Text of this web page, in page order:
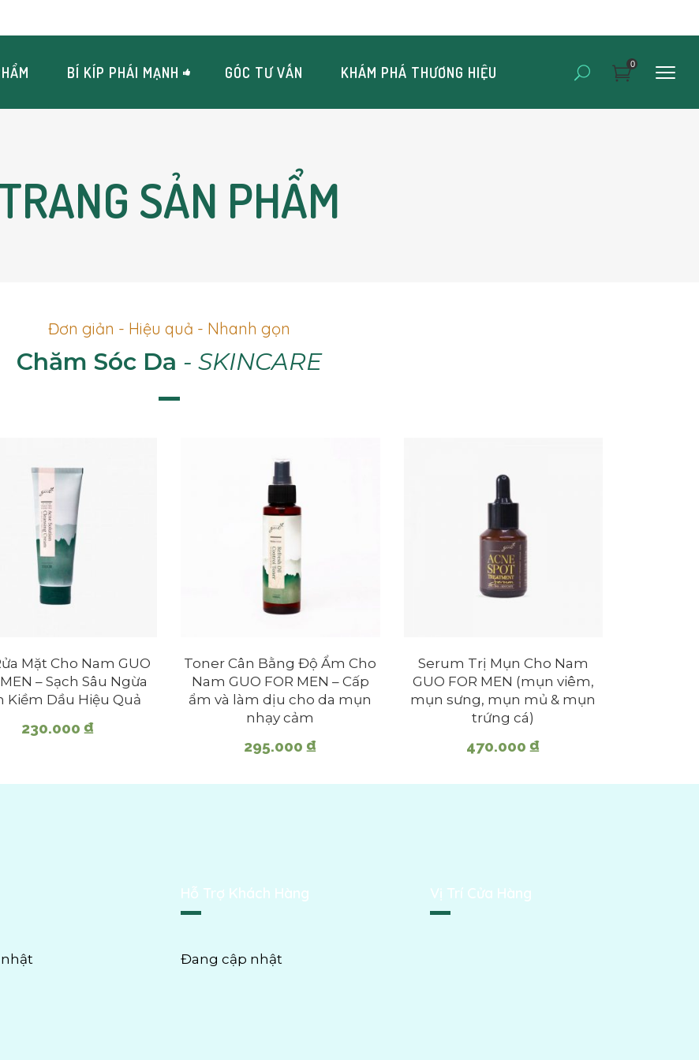
mụn đầu đen
Sữa Rửa Mặt
Toner – Nước Hoa Hồng
BÍ KÍP PHÁI MẠNH GÓC TƯ VẤN KHÁM PHÁ THƯƠNG HIỆU 0
SẢN PHẨM
Đơn giản - Hiệu quả - Nhanh gọn
Chăm Sóc Da - SKINCARE
THÊM VÀO GIỎ
Mặt Cho Nam GUO
– Sạch Sâu Ngừa
Kiềm Dầu Hiệu Quả
230.000 ₫
THÊM VÀO GIỎ
Toner Cân Bằng Độ Ẩm Cho
Nam GUO FOR MEN – Cấp
ẩm và làm dịu cho da mụn
nhạy cảm
295.000₫
THÊM VÀO GIỎ
Serum Trị Mụn Cho Nam
GUO FOR MEN (mụn viêm,
mụn sưng, mụn mủ & mụn
trứng cá)
470.000₫
Hỗ Trợ Khách Hàng
Đang cập nhật
Vị Trí Cửa Hàng